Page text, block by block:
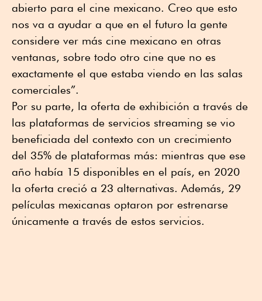
abierto para el cine mexicano. Creo que esto
nos va a ayudar a que en el futuro la gente
considere ver más cine mexicano en otras
ventanas, sobre todo otro cine que no es
exactamente el que estaba viendo en las salas
comerciales”.
Por su parte, la oferta de exhibición a través de
las plataformas de servicios streaming se vio
beneficiada del contexto con un crecimiento
del 35% de plataformas más: mientras que ese
año había 15 disponibles en el país, en 2020
la oferta creció a 23 alternativas. Además, 29
películas mexicanas optaron por estrenarse
únicamente a través de estos servicios.